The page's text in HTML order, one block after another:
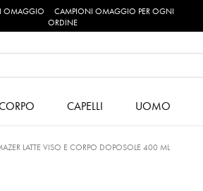
CAMPIONI OMAGGIO PER OGNI
ORDINE
CAPELLI UOMO
LATTE VISO E CORPO DOPOSOLE 400 ML